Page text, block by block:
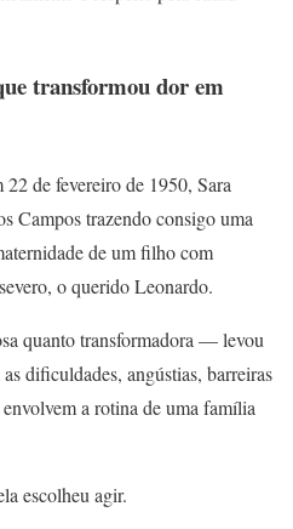
transformou dor em
de fevereiro de 1950, Sara
Campos trazendo consigo uma
de um filho com
o querido Leonardo.
quanto transformadora — levou
dificuldades, angústias, barreiras
a rotina de uma família
escolheu agir.